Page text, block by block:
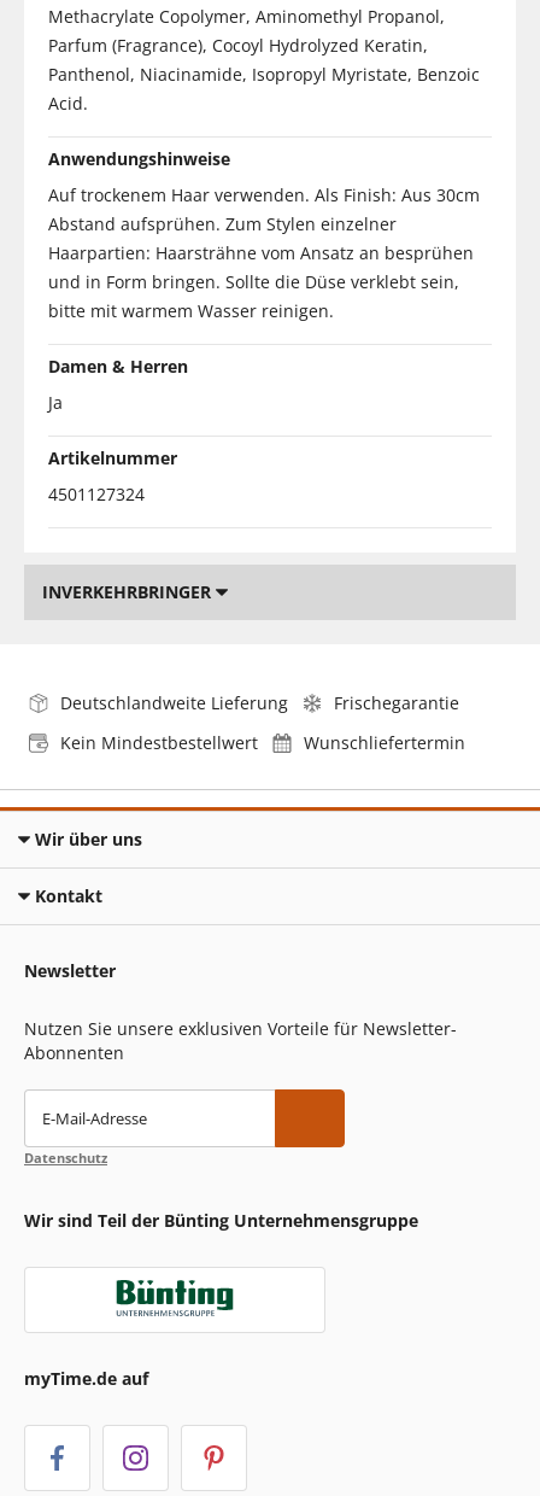
Methacrylate Copolymer, Aminomethyl Propanol,
Parfum (Fragrance), Cocoyl Hydrolyzed Keratin,
Panthenol, Niacinamide, Isopropyl Myristate, Benzoic
Acid.
Anwendungshinweise
Auf trockenem Haar verwenden. Als Finish: Aus 30cm
Abstand aufsprühen. Zum Stylen einzelner
Haarpartien: Haarsträhne vom Ansatz an besprühen
und in Form bringen. Sollte die Düse verklebt sein,
bitte mit warmem Wasser reinigen.
Damen & Herren
Ja
Artikelnummer
4501127324
INVERKEHRBRINGER
Deutschlandweite Lieferung
Frischegarantie
Kein Mindestbestellwert
Wunschliefertermin
Wir über uns
Kontakt
Newsletter
Nutzen Sie unsere exklusiven Vorteile für Newsletter-
Abonnenten
E-Mail-Adresse
Datenschutz
Wir sind Teil der Bünting Unternehmensgruppe
myTime.de auf